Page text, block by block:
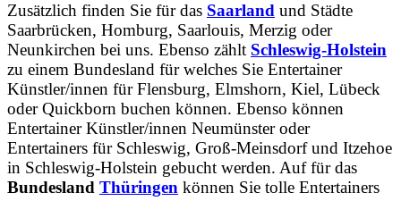
Zusätzlich finden Sie für das Saarland und Städte
Saarbrücken, Homburg, Saarlouis, Merzig oder
Neunkirchen bei uns. Ebenso zählt Schleswig-Holstein
zu einem Bundesland für welches Sie Entertainer
Künstler/innen für Flensburg, Elmshorn, Kiel, Lübeck
oder Quickborn buchen können. Ebenso können
Entertainer Künstler/innen Neumünster oder
Entertainers für Schleswig, Groß-Meinsdorf und Itzehoe
in Schleswig-Holstein gebucht werden. Auf für das
Bundesland Thüringen können Sie tolle Entertainers